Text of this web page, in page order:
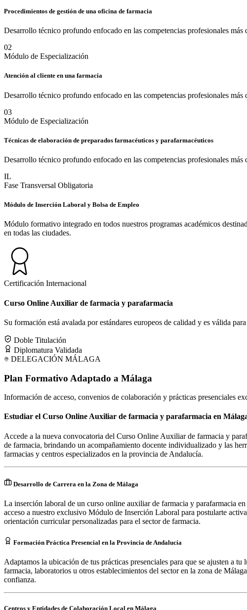
Procedimientos de gestión de una oficina de farmacia
Desarrollo técnico profundo enfocado en las competencias profesionales más
02
Módulo de Especialización
Atención al cliente en una farmacia
Desarrollo técnico profundo enfocado en las competencias profesionales más
03
Módulo de Especialización
Técnicas de elaboración de preparados farmacéuticos y parafarmacéuticos
Desarrollo técnico profundo enfocado en las competencias profesionales más
IL
Fase Transversal Obligatoria
Módulo de Inserción Laboral y Bolsa de Empleo
Módulo formativo integrado en todos nuestros programas académicos
en todas las ciudades.
Certificación Internacional
Curso Online Auxiliar de farmacia y parafarmacia
Su formación está avalada por estándares europeos de calidad y es válida
Doble Titulación
Diplomatura Validada
DELEGACIÓN MÁLAGA
Plan Formativo Adaptado a Málaga
Información de acceso, convenios de colaboración y prácticas presenciales
Estudiar el Curso Online Auxiliar de farmacia y parafarmacia en
Accede a la nueva convocatoria del Curso Online Auxiliar de farmacia y
de farmacia, brindando un acompañamiento docente individualizado y las
farmacias y centros especializados en la provincia de Andalucía.
Desarrollo de Carrera en la Zona de Málaga
La inserción laboral de un curso online auxiliar de farmacia y parafarmacia
acceso a nuestro exclusivo Módulo de Inserción Laboral para postularte
orientación curricular personalizadas para el sector de farmacia.
Formación Práctica Presencial en la Provincia de Andalucía
Adaptamos la ubicación de tus prácticas presenciales para que se ajusten a
farmacia, laboratorios u otros establecimientos del sector en la zona de
confianza.
Centros y Entidades de Colaboración Local en Málaga